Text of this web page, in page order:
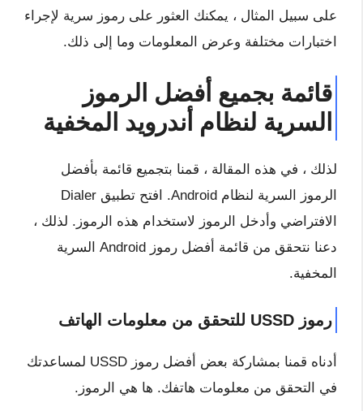
على سبيل المثال ، يمكنك العثور على رموز سرية لإجراء
اختبارات مختلفة وعرض المعلومات وما إلى ذلك.
قائمة بجميع أفضل الرموز
السرية لنظام أندرويد المخفية
لذلك ، في هذه المقالة ، قمنا بتجميع قائمة بأفضل
الرموز السرية لنظام Android. افتح تطبيق Dialer
الافتراضي وأدخل الرموز لاستخدام هذه الرموز. لذلك ،
دعنا نتحقق من قائمة أفضل رموز Android السرية
المخفية.
رموز USSD للتحقق من معلومات الهاتف
أدناه قمنا بمشاركة بعض أفضل رموز USSD لمساعدتك
في التحقق من معلومات هاتفك. ها هي الرموز.